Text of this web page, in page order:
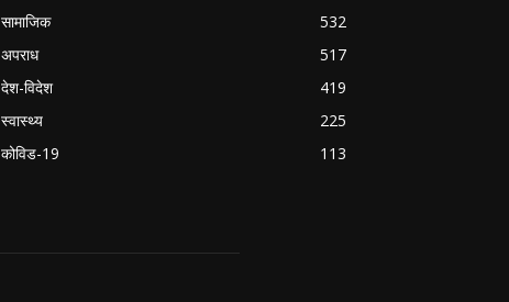
सामाजिक
532
अपराध
517
देश-विदेश
419
स्वास्थ्य
225
कोविड-19
113